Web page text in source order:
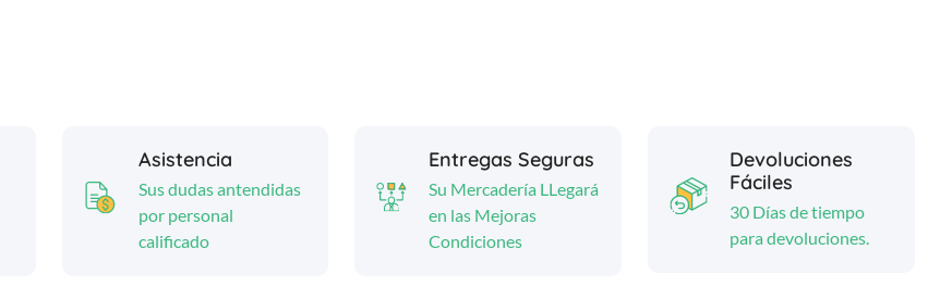
Asistencia
Sus dudas antendidas
por personal
calificado
Entregas Seguras
Su Mercadería LLegará
en las Mejoras
Condiciones
Devoluciones
Fáciles
30 Días de tiempo
para devoluciones.